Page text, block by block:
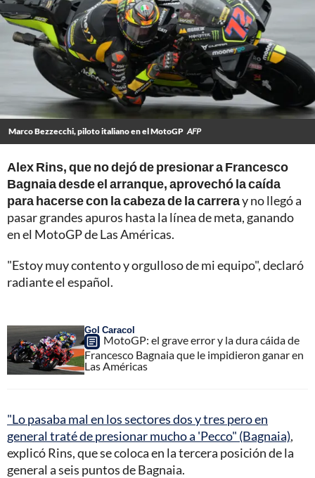
Marco Bezzecchi, piloto italiano en el MotoGP AFP
Alex Rins, que no dejó de presionar a Francesco
Bagnaia desde el arranque, aprovechó la caída
para hacerse con la cabeza de la carreray no llegó a
pasar grandes apuros hasta la línea de meta, ganando
en el MotoGP de Las Américas.
"Estoy muy contento y orgulloso de mi equipo", declaró
radiante el español.
Gol Caracol
MotoGP: el grave error y la dura cáida de
Francesco Bagnaia que le impidieron ganar en
Las Américas
"Lo pasaba mal en los sectores dos y tres pero en
general traté de presionar mucho a 'Pecco" (Bagnaia),
explicó Rins, que se coloca en la tercera posición de la
general a seis puntos de Bagnaia.